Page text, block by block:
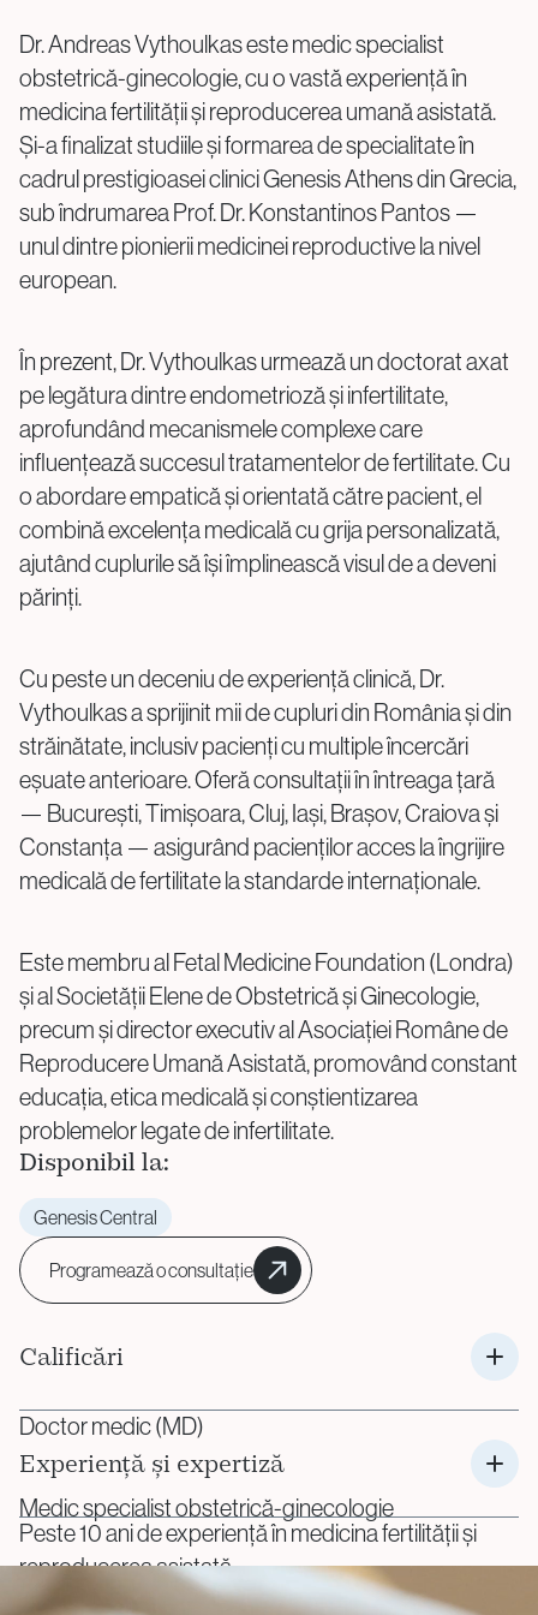
Proceduri Chirurgicale de Fertilitate
Laparoscopie
Îndepărtarea Fibromului Uterin
Îndepărtarea Chisturilor Ovariene
Repermeabilizarea Trompelor Uterine
Tratamentul Endometriozei
Întrebări?
Sună-ne
Call Center: +40 219 676 sau+40 729 940 799
Luni – Vineri: 09:00 – 17:00
Email:
info@genesisathens.ro
Politica de confidențialitatePolitica cookie
Dr. Andreas Vythoulkas este medic specialist
obstetrică-ginecologie, cu o vastă experiență în
medicina fertilității și reproducerea umană asistată.
Și-a finalizat studiile și formarea de specialitate în
cadrul prestigioasei clinici Genesis Athens din Grecia,
sub îndrumarea Prof. Dr. Konstantinos Pantos —
unul dintre pionierii medicinei reproductive la nivel
european.
În prezent, Dr. Vythoulkas urmează un doctorat axat
pe legătura dintre endometrioză și infertilitate,
aprofundând mecanismele complexe care
influențează succesul tratamentelor de fertilitate. Cu
o abordare empatică și orientată către pacient, el
combină excelența medicală cu grija personalizată,
ajutând cuplurile să își împlinească visul de a deveni
părinți.
Cu peste un deceniu de experiență clinică, Dr.
Vythoulkas a sprijinit mii de cupluri din România și din
străinătate, inclusiv pacienți cu multiple încercări
eșuate anterioare. Oferă consultații în întreaga țară
— București, Timișoara, Cluj, Iași, Brașov, Craiova și
Constanța — asigurând pacienților acces la îngrijire
medicală de fertilitate la standarde internaționale.
Este membru al Fetal Medicine Foundation (Londra)
și al Societății Elene de Obstetrică și Ginecologie,
precum și director executiv al Asociației Române de
Reproducere Umană Asistată, promovând constant
educația, etica medicală și conștientizarea
problemelor legate de infertilitate.
Disponibil la:
Genesis Central
Programează o consultație
Calificări
Doctor medic (MD)
Medic specialist obstetrică-ginecologie
Formare avansată în medicină reproductivă –
Experiență și expertiză
Peste 10 ani de experiență în medicina fertilității și
reproducerea asistată